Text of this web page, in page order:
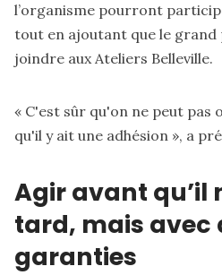
l’organisme pourront
tout en ajoutant que le grand
joindre aux Ateliers Belleville.
« C'est sûr qu'on ne peut pas
qu'il y ait une adhésion », a
Agir avant qu’il
tard, mais avec
garanties